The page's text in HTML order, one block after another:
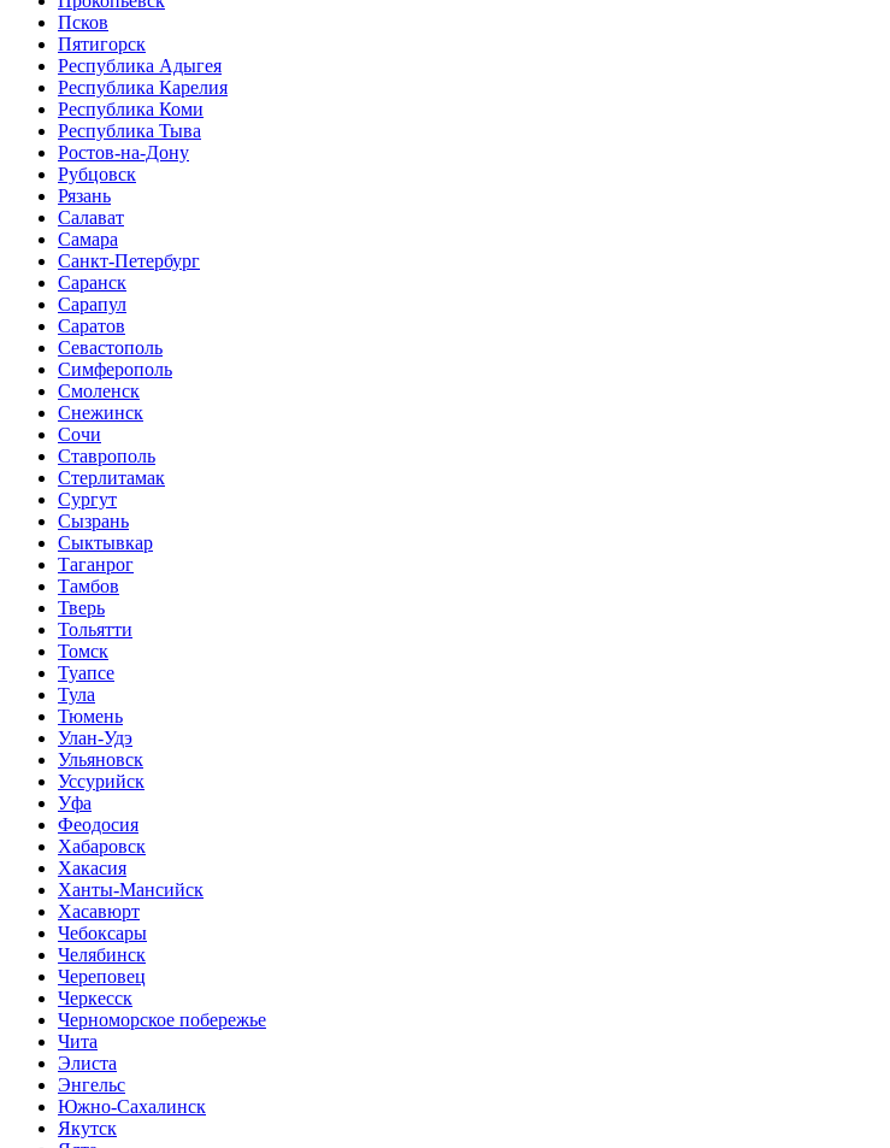
Псков
Пятигорск
Республика Адыгея
Республика Карелия
Республика Коми
Республика Тыва
Ростов-на-Дону
Рубцовск
Рязань
Салават
Самара
Санкт-Петербург
Саранск
Сарапул
Саратов
Севастополь
Симферополь
Смоленск
Снежинск
Сочи
Ставрополь
Стерлитамак
Сургут
Сызрань
Сыктывкар
Таганрог
Тамбов
Тверь
Тольятти
Томск
Туапсе
Тула
Тюмень
Улан-Удэ
Ульяновск
Уссурийск
Уфа
Феодосия
Хабаровск
Хакасия
Ханты-Мансийск
Хасавюрт
Чебоксары
Челябинск
Череповец
Черкесск
Черноморское побережье
Чита
Элиста
Энгельс
Южно-Сахалинск
Якутск